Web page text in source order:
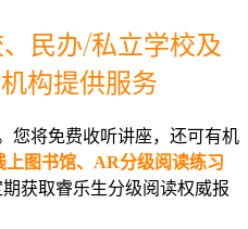
民办/私立学校及
构提供服务
您将免费收听讲座，还可有机
上图书馆、AR分级阅读练习
获取睿乐生分级阅读权威报